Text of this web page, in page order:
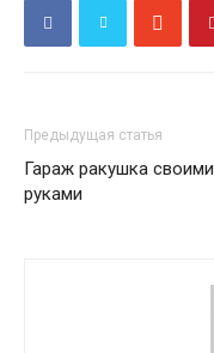
Предыдущая статья
Гараж ракушка своими
руками